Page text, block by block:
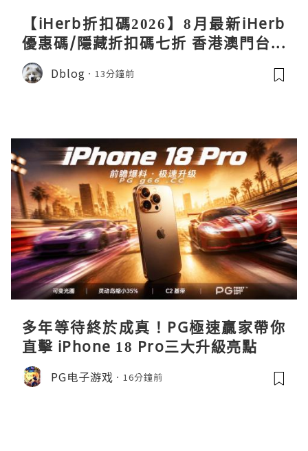
【iHerb折扣碼2026】8月最新iHerb
優惠碼/隱藏折扣碼七折 香港澳門台灣
新加坡iherb code 30％ off
Dblog 13分鐘前
多年等待終於成真！PG極速贏家帶你
直擊 iPhone 18 Pro三大升級亮點
PG电子游戏 16分鐘前